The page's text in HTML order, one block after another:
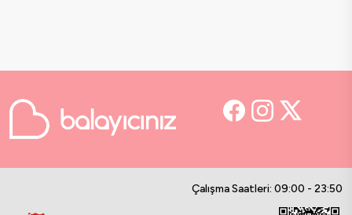
Çalışma Saatleri: 09:00 - 23:50